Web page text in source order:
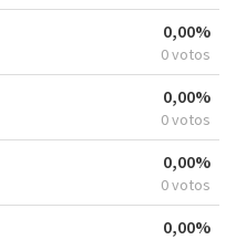
0,00%
0 votos
0,00%
0 votos
0,00%
0 votos
0,00%